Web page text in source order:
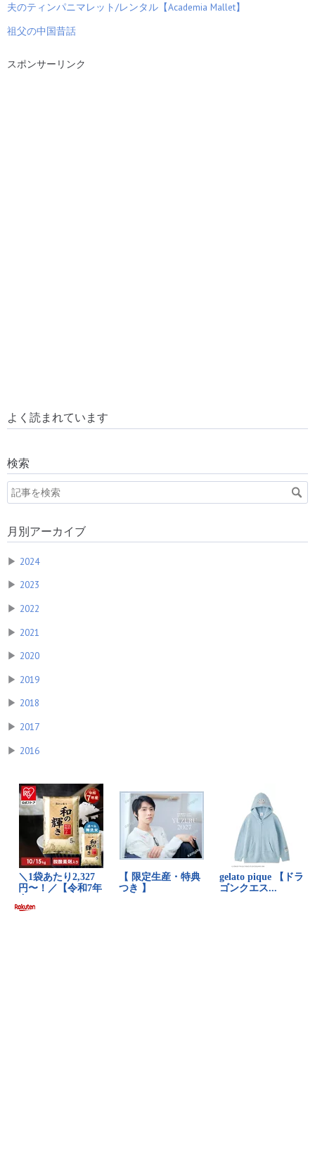
夫のティンパニマレット/レンタル【Academia Mallet】
祖父の中国昔話
スポンサーリンク
よく読まれています
検索
月別アーカイブ
▶ 2024
▶ 2023
▶ 2022
▶ 2021
▶ 2020
▶ 2019
▶ 2018
▶ 2017
▶ 2016